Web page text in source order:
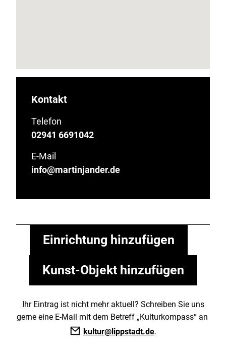
Kontakt
Telefon
02941 6691042
E-Mail
info@martinjander.de
Einrichtung hinzufügen
Kunst-Objekt hinzufügen
Ihr Eintrag ist nicht mehr aktuell? Schreiben Sie uns
gerne eine E-Mail mit dem Betreff „Kulturkompass“ an
kultur@lippstadt.de.